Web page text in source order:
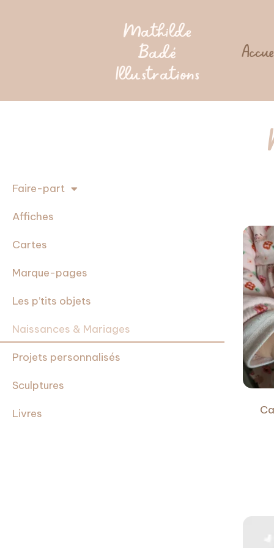
Mathilde
Badé
Illustrations
Faire-part
Affiches
Cartes
Marque-pages
Les p’tits objets
Naissances & Mariages
Projets personnalisés
Sculptures
Livres